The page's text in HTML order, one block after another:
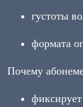
густоты
формата
Почему